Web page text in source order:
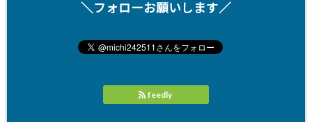
＼フォローお願いします／
feedly